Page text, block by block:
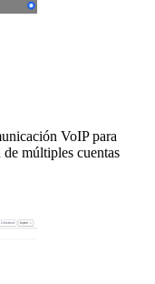
VoIP para
múltiples cuentas